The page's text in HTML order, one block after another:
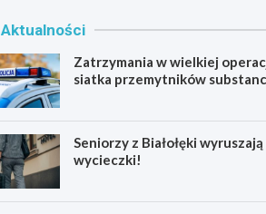
Aktualności
Zatrzymania w wielkiej
siatka przemytników
Seniorzy z Białołęki
wycieczki!